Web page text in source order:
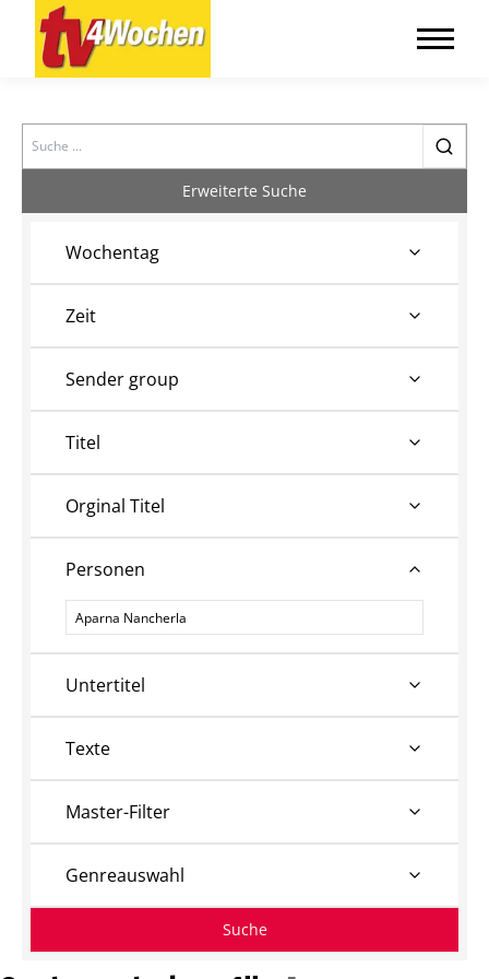
Search
Erweiterte Suche
Wochentag
Zeit
Sender group
Titel
Orginal Titel
Personen
Personen
Untertitel
Texte
Master-Filter
Genreauswahl
Suche